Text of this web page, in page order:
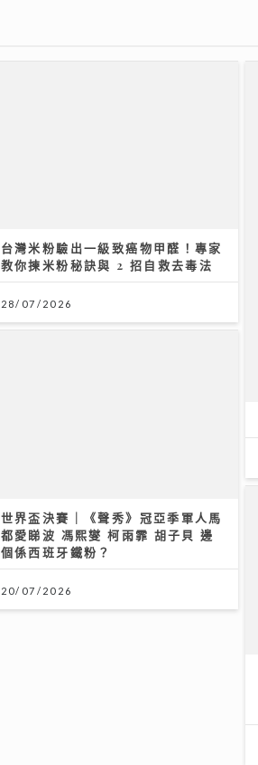
台灣米粉驗出一級致癌物甲醛！專家
教你揀米粉秘訣與 2 招自救去毒法
28/07/2026
世界盃決賽｜《聲秀》冠亞季軍人馬
都愛睇波 馮熙燮 柯雨霏 胡子貝 邊
個係西班牙鐵粉？
20/07/2026